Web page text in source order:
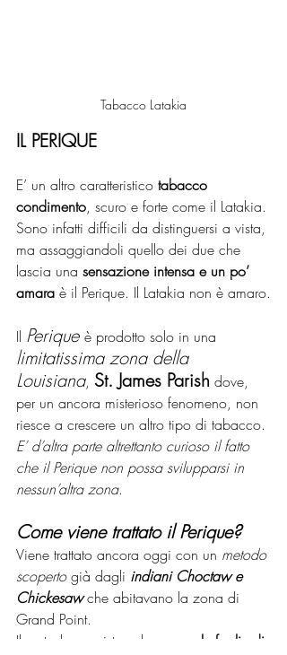
Tabacco Latakia
IL PERIQUE
E’ un altro caratteristico tabacco
condimento, scuro e forte come il Latakia.
Sono infatti difficili da distinguersi a vista,
ma assaggiandoli quello dei due che
lascia una sensazione intensa e un po’
amara è il Perique. Il Latakia non è amaro.
Il Perique è prodotto solo in una
limitatissima zona della
Louisiana, St. James Parish dove,
per un ancora misterioso fenomeno, non
riesce a crescere un altro tipo di tabacco.
E’ d’altra parte altrettanto curioso il fatto
che il Perique non possa svilupparsi in
nessun’altra zona.
Come viene trattato il Perique?
Viene trattato ancora oggi con un metodo
scoperto già dagli indiani Choctaw e
Chickesaw che abitavano la zona di
Grand Point.
Il metodo consiste nel
pressare le foglie di